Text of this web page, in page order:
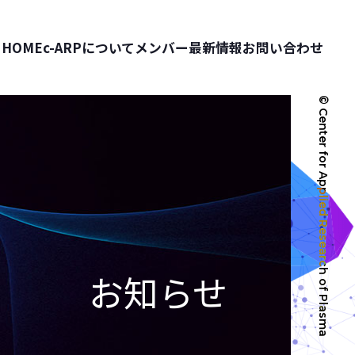
HOMEc-ARPについてメンバー最新情報お問い合わせ
お知らせ © Center for Applied Research of Plasma